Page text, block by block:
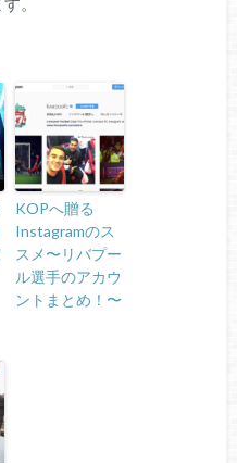
KOPへ贈る
Instagramのス
スメ〜リバプー
ル選手のアカウ
ントまとめ！〜